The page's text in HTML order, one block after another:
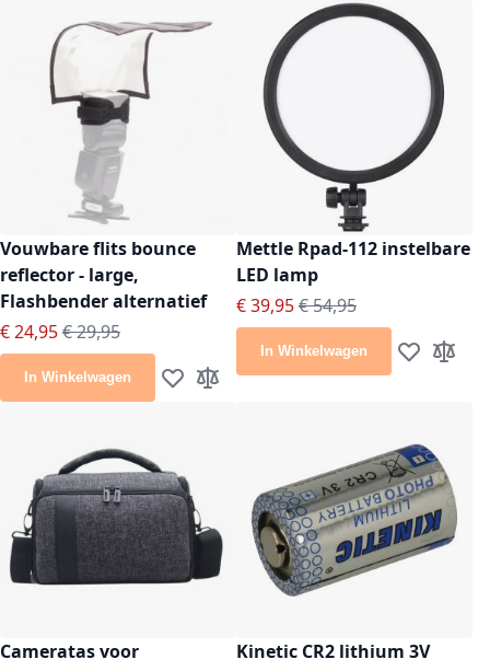
Vouwbare flits bounce
reflector - large,
Flashbender alternatief
Speciale prijs
€ 24,95Normale prijs
€ 29,95
In Winkelwagen Voeg toe aan verlanglijst
Toevoegen om te vergelijken
Mettle Rpad-112 instelbare
LED lamp
Speciale prijs
€ 39,95Normale prijs
€ 54,95
In Winkelwagen Voeg toe
Cameratas voor
Kinetic CR2 lithium 3V